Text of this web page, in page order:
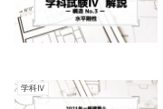
学科Ⅳ